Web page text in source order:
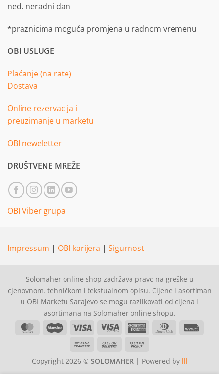
ned. neradni dan
*praznicima moguća promjena u radnom vremenu
OBI USLUGE
Plaćanje (na rate)
Dostava
Online rezervacija i
preuzimanje u marketu
OBI neweletter
DRUŠTVENE MREŽE
OBI Viber grupa
Impressum | OBI karijera | Sigurnost
Solomaher online shop zadržava pravo na greške u
cjenovnom, tehničkom i tekstualnom opisu. Cijene i asortiman
u OBI Marketu Sarajevo se mogu razlikovati od cijena i
asortimana na Solomaher online shopu.
MasterCardMaestro Visa
Visa
American Dinners
Bank
Cash
Delivery Pickup
Copyright 2026 © SOLOMAHER| Powered by lll